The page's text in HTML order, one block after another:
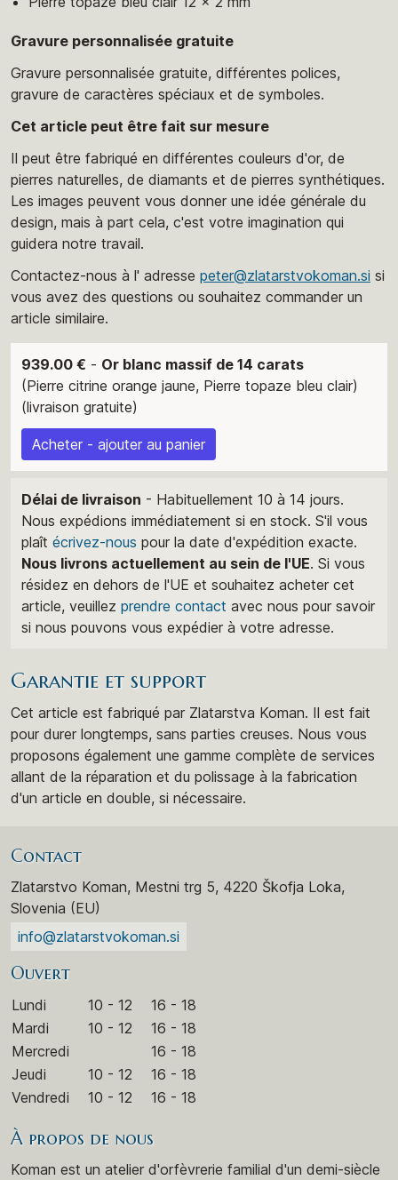
Gravure personnalisée gratuite
Gravure personnalisée gratuite, différentes polices,
gravure de caractères spéciaux et de symboles.
Cet article peut être fait sur mesure
Il peut être fabriqué en différentes couleurs d'or, de
pierres naturelles, de diamants et de pierres synthétiques.
Les images peuvent vous donner une idée générale du
design, mais à part cela, c'est votre imagination qui
guidera notre travail.
Contactez-nous à l' adresse peter@zlatarstvokoman.si si
vous avez des questions ou souhaitez commander un
article similaire.
939.00 € - Or blanc massif de 14 carats
(Pierre citrine orange jaune, Pierre topaze bleu clair)
(livraison gratuite)
Acheter - ajouter au panier
Délai de livraison - Habituellement 10 à 14 jours.
Nous expédions immédiatement si en stock. S'il vous
plaît écrivez-nous pour la date d'expédition exacte.
Nous livrons actuellement au sein de l'UE. Si vous
résidez en dehors de l'UE et souhaitez acheter cet
article, veuillez prendre contact avec nous pour savoir
si nous pouvons vous expédier à votre adresse.
Garantie et support
Cet article est fabriqué par Zlatarstva Koman. Il est fait
pour durer longtemps, sans parties creuses. Nous vous
proposons également une gamme complète de services
allant de la réparation et du polissage à la fabrication
d'un article en double, si nécessaire.
Contact
Zlatarstvo Koman, Mestni trg 5, 4220 Škofja Loka,
Slovenia (EU)
info@zlatarstvokoman.si
Ouvert
Lundi 10 - 12
16 - 18
Mardi
10 - 12
16 - 18
Mercredi
16 - 18
Jeudi
10 - 12
16 - 18
Vendredi
10 - 12 16 - 18
À propos de nous
Koman est un atelier d'orfèvrerie familial d'un demi-siècle